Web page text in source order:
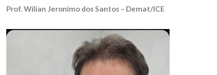
Prof. Wilian Jeronimo dos Santos – Demat/ICE